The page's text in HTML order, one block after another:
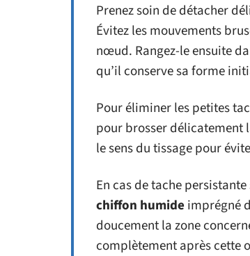
Prenez soin de détacher
Évitez les mouvements
nœud. Rangez-le ensuite
qu’il conserve sa forme
Pour éliminer les petites
pour brosser délicatement
le sens du tissage pour
En cas de tache
chiffon humide imprégné
doucement la zone
complètement après cette